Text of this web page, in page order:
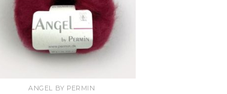
ANGEL BY PERMIN